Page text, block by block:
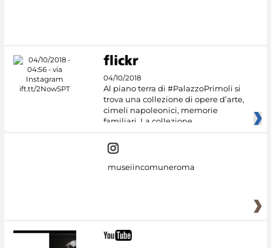
04/10/2018
Al piano terra di #PalazzoPrimoli si
trova una collezione di opere d’arte,
cimeli napoleonici, memorie
familiari. La collezione
museiincomuneroma